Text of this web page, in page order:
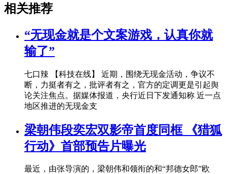
相关推荐
“无现金就是个文案游戏，认真你就
输了”
七口辣 【科技在线】 近期，围绕无现金活动，争议不
断，力挺者有之，批评者有之，官方的定调更是引起舆
论关注焦点。据媒体报道，央行近日下发通知称 近一点
地区推进的无现金支
梁朝伟段奕宏双影帝首度同框 《猎狐
行动》首部预告片曝光
最近，由张导演的，梁朝伟和领衔的和“邦德女郎”欧